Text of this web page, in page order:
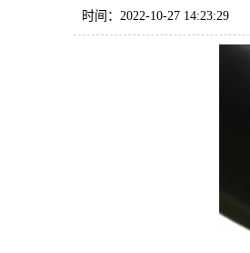
时间：2022-10-27 14:23:29